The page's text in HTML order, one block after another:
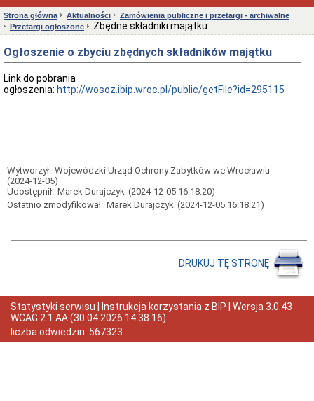
adresowe
Podstawy
prawne
działalności
Osoby
i
kompetencje
Statystyki
Wojewódzka
Rada
sprawę
Przyjmowanie
interesantów
Opłaty
Strona główna Aktualności
Zamówienia publiczne i przetargi - archiwalne
Przetargi ogłoszone
Zbędne składniki majątku
Ogłoszenie o zbyciu zbędnych składników majątku
Link do pobrania
ogłoszenia: http://wosoz.ibip.wroc.pl/public/getFile?id=295115
Wytworzył: Wojewódzki Urząd Ochrony Zabytków we Wrocławiu
(2024-12-05)
Udostępnił: Marek Durajczyk (2024-12-05 16:18:20)
Ostatnio zmodyfikował: Marek Durajczyk (2024-12-05 16:18:21)
DRUKUJ TĘ STRONĘ
Statystyki serwisu Instrukcja korzystania z BIP | Wersja 3.0.43
WCAG 2.1 AA(30.04.2026 14:38:16)
liczba odwiedzin: 567323